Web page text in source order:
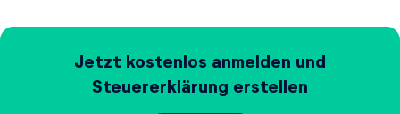
Jetzt kostenlos anmelden und
Steuererklärung erstellen